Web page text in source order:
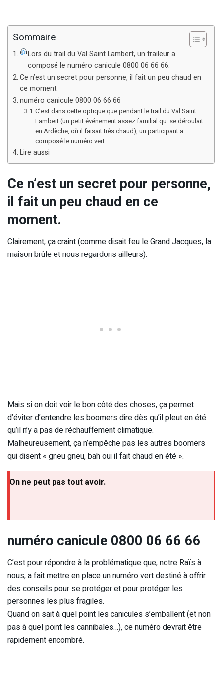
Sommaire
Lors du trail du Val Saint Lambert, un traileur a
composé le numéro canicule 0800 06 66 66.
Ce n’est un secret pour personne, il fait un peu chaud en
ce moment.
numéro canicule 0800 06 66 66
C’est dans cette optique que pendant le trail du Val Saint
Lambert (un petit événement assez familial qui se déroulait
en Ardèche, où il faisait très chaud), un participant a
composé le numéro vert.
Lire aussi
Ce n’est un secret pour personne,
il fait un peu chaud en ce
moment.
Clairement, ça craint (comme disait feu le Grand Jacques, la
maison brûle et nous regardons ailleurs).
Mais si on doit voir le bon côté des choses, ça permet
d’éviter d’entendre les boomers dire dès qu’il pleut en été
qu’il n’y a pas de réchauffement climatique.
Malheureusement, ça n’empêche pas les autres boomers
qui disent « gneu gneu, bah oui il fait chaud en été ».
On ne peut pas tout avoir.
numéro canicule 0800 06 66 66
C’est pour répondre à la problématique que, notre Raïs à
nous, a fait mettre en place un numéro vert destiné à offrir
des conseils pour se protéger et pour protéger les
personnes les plus fragiles.
Quand on sait à quel point les canicules s’emballent (et non
pas à quel point les cannibales…), ce numéro devrait être
rapidement encombré.